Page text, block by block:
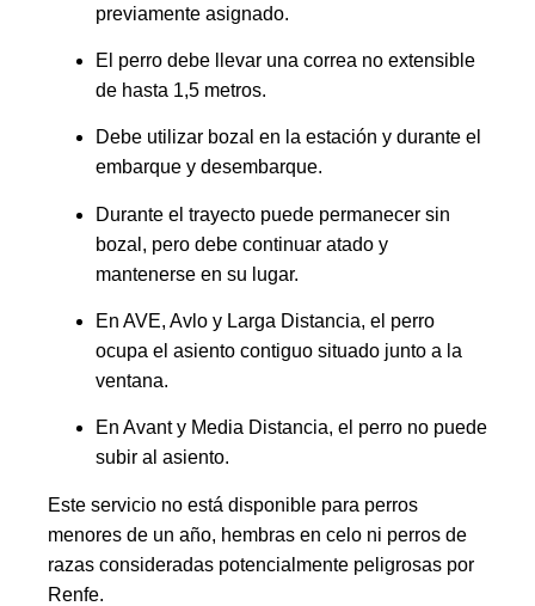
previamente asignado.
El perro debe llevar una correa no extensible
de hasta 1,5 metros.
Debe utilizar bozal en la estación y durante el
embarque y desembarque.
Durante el trayecto puede permanecer sin
bozal, pero debe continuar atado y
mantenerse en su lugar.
En AVE, Avlo y Larga Distancia, el perro
ocupa el asiento contiguo situado junto a la
ventana.
En Avant y Media Distancia, el perro no puede
subir al asiento.
Este servicio no está disponible para perros
menores de un año, hembras en celo ni perros de
razas consideradas potencialmente peligrosas por
Renfe.